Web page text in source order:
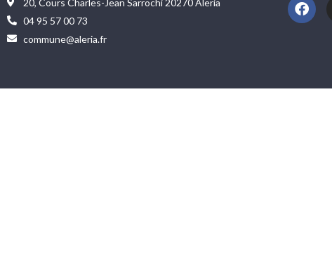
20, Cours Charles-Jean Sarrochi 20270 Aleria
04 95 57 00 73
commune@aleria.fr